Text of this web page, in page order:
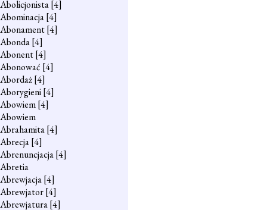
Abolicjonista[4]
Abominacja[4]
Abonament[4]
Abonda[4]
Abonent[4]
Abonować [4]
Abordaż[4]
Aborygieni[4]
Abowiem[4]
Abowiem
Abrahamita[4]
Abrecja[4]
Abrenuncjacja[4]
Abretia
Abrewjacja[4]
Abrewjator[4]
Abrewjatura[4]